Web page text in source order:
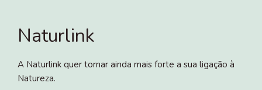
Naturlink
A Naturlink quer tornar ainda mais forte a sua ligação à
Natureza.